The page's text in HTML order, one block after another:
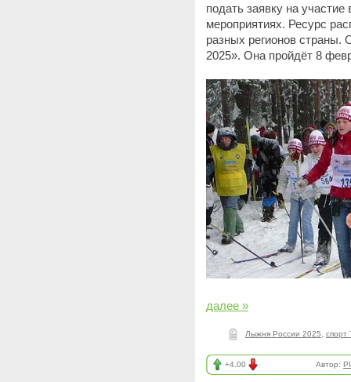
подать заявку на
мероприятиях. Ресурс
разных регионов
2025». Она пройдёт 8
далее »
Лыжня России 2025 спорт
+4.00 Автор: